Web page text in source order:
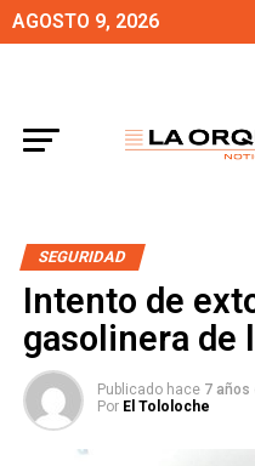
AGOSTO 9, 2026
SEGURIDAD
Intento de
gasolinera de
Publicado hace 7 años
Por El Tololoche